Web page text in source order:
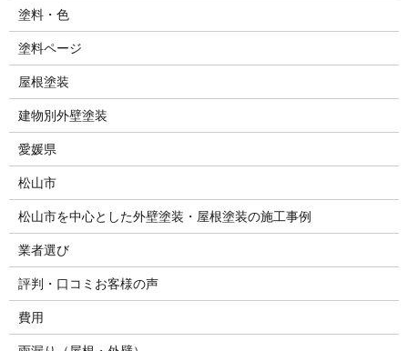
塗料・色
塗料ページ
屋根塗装
建物別外壁塗装
愛媛県
松山市
松山市を中心とした外壁塗装・屋根塗装の施工事例
業者選び
評判・口コミお客様の声
費用